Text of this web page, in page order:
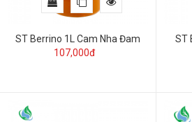
ST Berrino 1L Cam Nha Đam
107,000đ
ST